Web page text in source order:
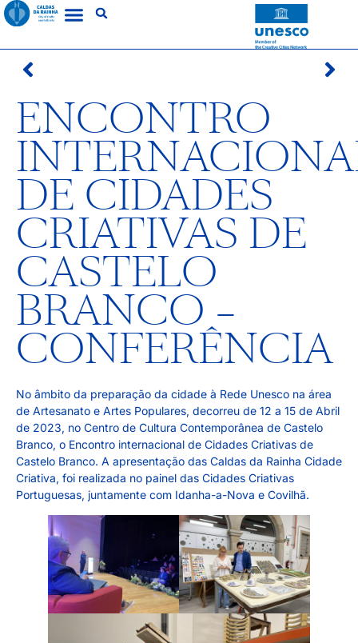
ENCONTRO
DE CIDADES
CRIATIVAS DE
CASTELO
BRANCO –
CONFERÊNCIA
No âmbito da preparação da cidade à Rede Unesco na área
de Artesanato e Artes Populares, decorreu de 12 a 15 de Abril
de 2023, no Centro de Cultura Contemporânea de Castelo
Branco, o Encontro internacional de Cidades Criativas de
Castelo Branco. A apresentação das Caldas da Rainha Cidade
Criativa, foi realizada no painel das Cidades Criativas
Portuguesas, juntamente com Idanha-a-Nova e Covilhã.